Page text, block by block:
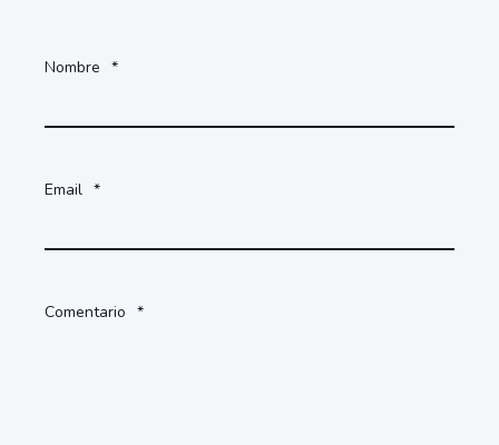
Nombre *
Email *
Comentario *